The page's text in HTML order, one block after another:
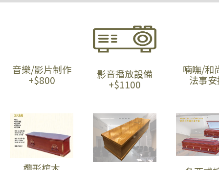
音樂/影片制作
+$800
影音播放設備
+$1100
喃嘸/和
法事